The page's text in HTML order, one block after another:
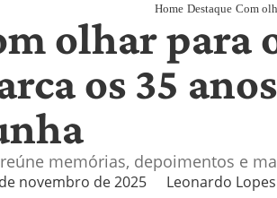
Home Destaque Com
olhar para
os 35
memórias, depoimentos e
novembro de 2025 Leonardo Lopes